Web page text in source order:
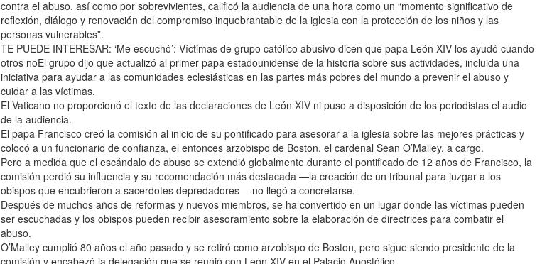
contra el abuso, así como por sobrevivientes, calificó la audiencia de una hora como un “momento significativo de
reflexión, diálogo y renovación del compromiso inquebrantable de la iglesia con la protección de los niños y las
personas vulnerables”.
TE PUEDE INTERESAR: ‘Me escuchó’: Víctimas de grupo católico abusivo dicen que papa León XIV los ayudó cuando
otros noEl grupo dijo que actualizó al primer papa estadounidense de la historia sobre sus actividades, incluida una
iniciativa para ayudar a las comunidades eclesiásticas en las partes más pobres del mundo a prevenir el abuso y
cuidar a las víctimas.
El Vaticano no proporcionó el texto de las declaraciones de León XIV ni puso a disposición de los periodistas el audio
de la audiencia.
El papa Francisco creó la comisión al inicio de su pontificado para asesorar a la iglesia sobre las mejores prácticas y
colocó a un funcionario de confianza, el entonces arzobispo de Boston, el cardenal Sean O’Malley, a cargo.
Pero a medida que el escándalo de abuso se extendió globalmente durante el pontificado de 12 años de Francisco, la
comisión perdió su influencia y su recomendación más destacada —la creación de un tribunal para juzgar a los
obispos que encubrieron a sacerdotes depredadores— no llegó a concretarse.
Después de muchos años de reformas y nuevos miembros, se ha convertido en un lugar donde las víctimas pueden
ser escuchadas y los obispos pueden recibir asesoramiento sobre la elaboración de directrices para combatir el
abuso.
O’Malley cumplió 80 años el año pasado y se retiró como arzobispo de Boston, pero sigue siendo presidente de la
comisión y encabezó la delegación que se reunió con León XIV en el Palacio Apostólico.